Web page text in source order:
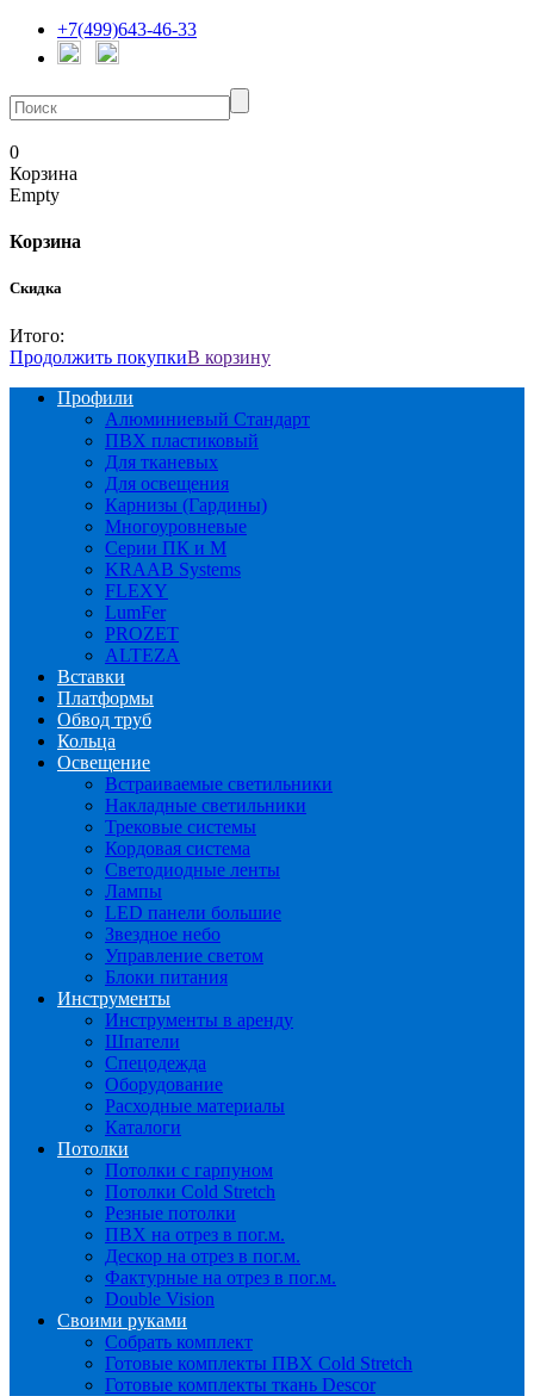
+7(499)643-46-33
0
Корзина
Empty
Корзина
Скидка
Итого:
Продолжить покупкиВ корзину
Профили
Алюминиевый Стандарт
ПВХ пластиковый
Для тканевых
Для освещения
Карнизы (Гардины)
Многоуровневые
Серии ПК и М
KRAAB Systems
FLEXY
LumFer
PROZET
ALTEZA
Вставки
Платформы
Обвод труб
Кольца
Освещение
Встраиваемые светильники
Накладные светильники
Трековые системы
Кордовая система
Светодиодные ленты
Лампы
LED панели большие
Звездное небо
Управление светом
Блоки питания
Инструменты
Инструменты в аренду
Шпатели
Спецодежда
Оборудование
Расходные материалы
Каталоги
Потолки
Потолки с гарпуном
Потолки Cold Stretch
Резные потолки
ПВХ на отрез в пог.м.
Дескор на отрез в пог.м.
Фактурные на отрез в пог.м.
Double Vision
Своими руками
Собрать комплект
Готовые комплекты ПВХ Cold Stretch
Готовые комплекты ткань Descor